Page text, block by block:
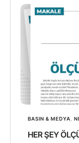
BASIN & MEDYA
HER ŞEY